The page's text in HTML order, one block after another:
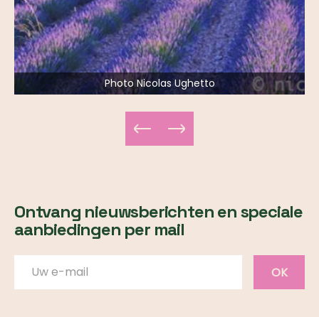
Photo Nicolas Ughetto
Ontvang nieuwsberichten en speciale
aanbiedingen per mail
OK